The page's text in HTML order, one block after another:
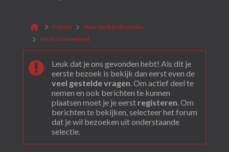
Forum
Vuurwerk in de media
Media binnenland
Leuk dat je ons gevonden hebt! Als dit je
eerste bezoek is bekijk dan eerst even de
veel gestelde vragen. Om actief deel te
nemen en ook berichten te kunnen
plaatsen moet je je eerst registeren. Om
berichten te bekijken, selecteer het forum
dat je wil bezoeken uit onderstaande
selectie.